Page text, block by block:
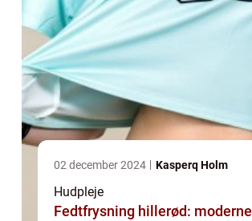
02 december 2024 Kasperq Holm
Hudpleje
Fedtfrysning hillerød: moderne